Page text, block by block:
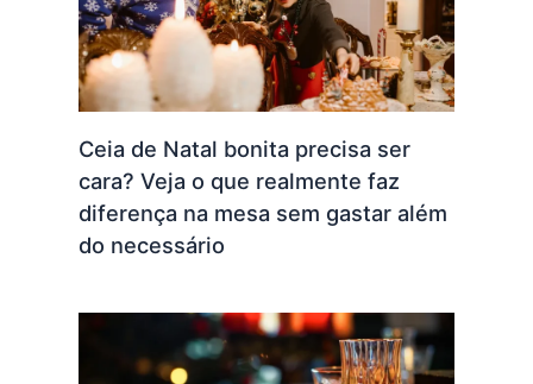
Ceia de Natal bonita precisa ser
cara? Veja o que realmente faz
diferença na mesa sem gastar além
do necessário